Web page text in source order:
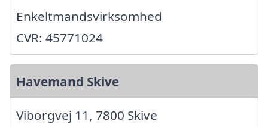
Enkeltmandsvirksomhed
CVR: 45771024
Havemand Skive
Viborgvej 11, 7800 Skive